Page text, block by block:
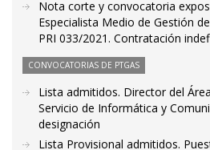
Nota corte y convocatoria
Especialista Medio de Gestión
PRI 033/2021. Contratación
CONVOCATORIAS DE PTGAS
Lista admitidos. Director del
Servicio de Informática y
designación
Lista Provisional admitidos.